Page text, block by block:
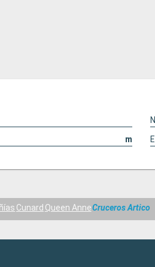
m
Cunard Queen AnneCruceros Artico